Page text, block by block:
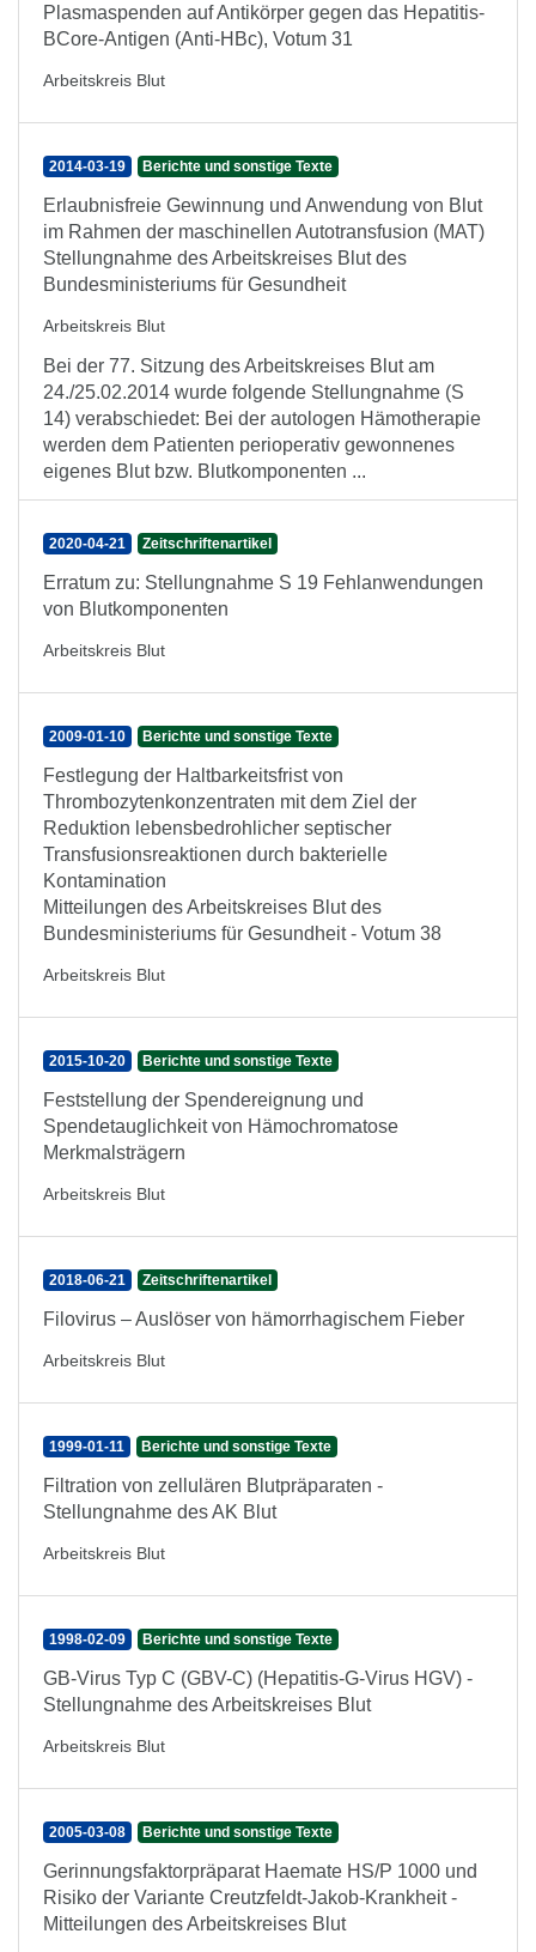
Plasmaspenden auf Antikörper gegen das Hepatitis-
BCore-Antigen (Anti-HBc), Votum 31
Arbeitskreis Blut
2014-03-19 Berichte und sonstige Texte
Erlaubnisfreie Gewinnung und Anwendung von Blut
im Rahmen der maschinellen Autotransfusion (MAT)
Stellungnahme des Arbeitskreises Blut des
Bundesministeriums für Gesundheit
Arbeitskreis Blut
Bei der 77. Sitzung des Arbeitskreises Blut am
24./25.02.2014 wurde folgende Stellungnahme (S
14) verabschiedet: Bei der autologen Hämotherapie
werden dem Patienten perioperativ gewonnenes
eigenes Blut bzw. Blutkomponenten ...
2020-04-21 Zeitschriftenartikel
Erratum zu: Stellungnahme S 19 Fehlanwendungen
von Blutkomponenten
Arbeitskreis Blut
2009-01-10 Berichte und sonstige Texte
Festlegung der Haltbarkeitsfrist von
Thrombozytenkonzentraten mit dem Ziel der
Reduktion lebensbedrohlicher septischer
Transfusionsreaktionen durch bakterielle
Kontamination
Mitteilungen des Arbeitskreises Blut des
Bundesministeriums für Gesundheit - Votum 38
Arbeitskreis Blut
2015-10-20 Berichte und sonstige Texte
Feststellung der Spendereignung und
Spendetauglichkeit von Hämochromatose
Merkmalsträgern
Arbeitskreis Blut
2018-06-21 Zeitschriftenartikel
Filovirus – Auslöser von hämorrhagischem Fieber
Arbeitskreis Blut
1999-01-11 Berichte und sonstige Texte
Filtration von zellulären Blutpräparaten -
Stellungnahme des AK Blut
Arbeitskreis Blut
1998-02-09 Berichte und sonstige Texte
GB-Virus Typ C (GBV-C) (Hepatitis-G-Virus HGV) -
Stellungnahme des Arbeitskreises Blut
Arbeitskreis Blut
2005-03-08 Berichte und sonstige Texte
Gerinnungsfaktorpräparat Haemate HS/P 1000 und
Risiko der Variante Creutzfeldt-Jakob-Krankheit -
Mitteilungen des Arbeitskreises Blut